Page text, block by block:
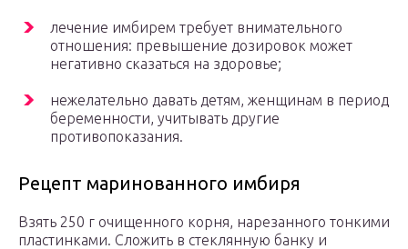
лечение имбирем требует внимательного
отношения: превышение дозировок может
негативно сказаться на здоровье;
нежелательно давать детям, женщинам в период
беременности, учитывать другие
противопоказания.
Рецепт маринованного имбиря
Взять 250 г очищенного корня, нарезанного тонкими
пластинками. Сложить в стеклянную банку и